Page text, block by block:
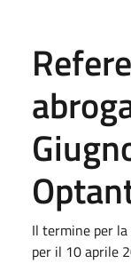
Il termine per
per il 10 aprile